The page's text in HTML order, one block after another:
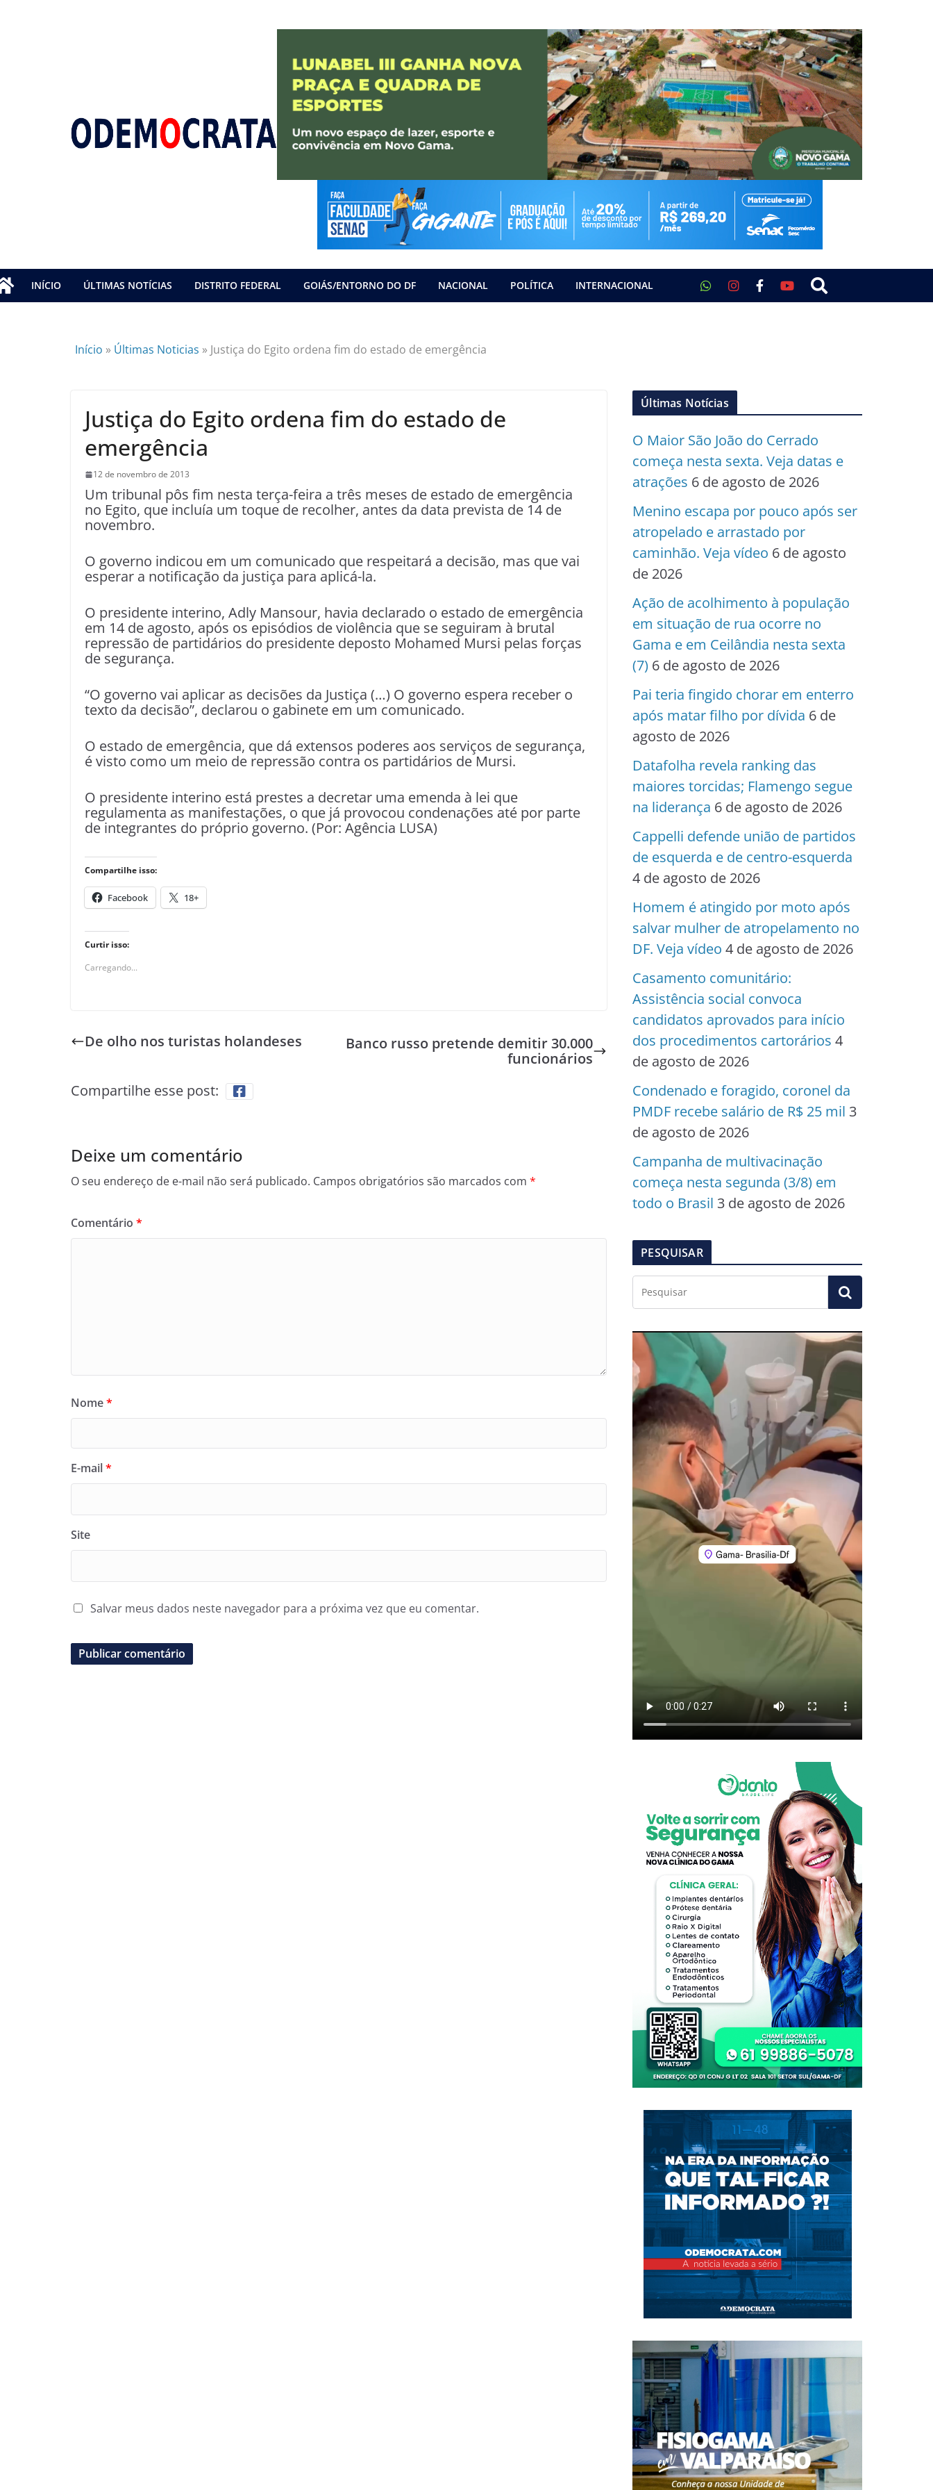
INÍCIO ÚLTIMAS NOTÍCIAS DISTRITO FEDERAL GOIÁS/ENTORNO DO DF NACIONAL POLÍTICA INTERNACIONAL
Início » Últimas Noticias » Justiça do Egito ordena fim do estado de emergência
Justiça do Egito ordena fim do estado de
emergência
12 de novembro de 2013
Um tribunal pôs fim nesta terça-feira a três meses de estado de emergência
no Egito, que incluía um toque de recolher, antes da data prevista de 14 de
novembro.
O governo indicou em um comunicado que respeitará a decisão, mas que vai
esperar a notificação da justiça para aplicá-la.
O presidente interino, Adly Mansour, havia declarado o estado de emergência
em 14 de agosto, após os episódios de violência que se seguiram à brutal
repressão de partidários do presidente deposto Mohamed Mursi pelas forças
de segurança.
“O governo vai aplicar as decisões da Justiça (…) O governo espera receber o
texto da decisão”, declarou o gabinete em um comunicado.
O estado de emergência, que dá extensos poderes aos serviços de segurança,
é visto como um meio de repressão contra os partidários de Mursi.
O presidente interino está prestes a decretar uma emenda à lei que
regulamenta as manifestações, o que já provocou condenações até por parte
de integrantes do próprio governo. (Por: Agência LUSA)
Compartilhe isso:
Facebook 18+
Curtir isso:
Carregando...
De olho nos turistas holandeses
Banco russo pretende demitir 30.000
funcionários
Compartilhe esse post:
Deixe um comentário
O seu endereço de e-mail não será publicado. Campos obrigatórios são marcados com *
Comentário *
Nome*
E-mail*
Site
Salvar meus dados neste navegador para a próxima vez que eu comentar.
Últimas Notícias
O Maior São João do Cerrado
começa nesta sexta. Veja datas e
atrações 6 de agosto de 2026
Menino escapa por pouco após ser
atropelado e arrastado por
caminhão. Veja vídeo 6 de agosto
de 2026
Ação de acolhimento à população
em situação de rua ocorre no
Gama e em Ceilândia nesta sexta
(7) 6 de agosto de 2026
Pai teria fingido chorar em enterro
após matar filho por dívida 6 de
agosto de 2026
Datafolha revela ranking das
maiores torcidas; Flamengo segue
na liderança 6 de agosto de 2026
Cappelli defende união de partidos
de esquerda e de centro-esquerda
4 de agosto de 2026
Homem é atingido por moto após
salvar mulher de atropelamento no
DF. Veja vídeo 4 de agosto de 2026
Casamento comunitário:
Assistência social convoca
candidatos aprovados para início
dos procedimentos cartorários 4
de agosto de 2026
Condenado e foragido, coronel da
PMDF recebe salário de R$ 25 mil 3
de agosto de 2026
Campanha de multivacinação
começa nesta segunda (3/8) em
todo o Brasil 3 de agosto de 2026
PESQUISAR